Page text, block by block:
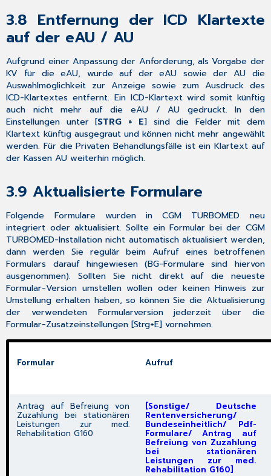
3.8 Entfernung der ICD Klartexte
auf der eAU / AU
Aufgrund einer Anpassung der Anforderung, als Vorgabe der
KV für die eAU, wurde auf der eAU sowie der AU die
Auswahlmöglichkeit zur Anzeige sowie zum Ausdruck des
ICD-Klartextes entfernt. Ein ICD-Klartext wird somit künftig
auch nicht mehr auf die eAU / AU gedruckt. In den
Einstellungen unter [STRG + E] sind die Felder mit dem
Klartext künftig ausgegraut und können nicht mehr angewählt
werden. Für die Privaten Behandlungsfälle ist ein Klartext auf
der Kassen AU weiterhin möglich.
3.9 Aktualisierte Formulare
Folgende Formulare wurden in CGM TURBOMED neu
integriert oder aktualisiert. Sollte ein Formular bei der CGM
TURBOMED-Installationnicht automatischaktualisiert werden,
dann werden Sie regulär beim Aufruf eines betroffenen
Formulars darauf hingewiesen (BG-Formulare sind hiervon
ausgenommen). Sollten Sienicht direkt auf die neueste
Formular-Version umstellen wollen oder keinenHinweis zur
Umstellung erhalten haben, so können Sie die Aktualisierung
der verwendeten Formularversion jederzeit über die
Formular-Zusatzeinstellungen [Strg+E] vornehmen.
Formular Aufruf
Antrag auf Befreiung von
Zuzahlung bei stationären
Leistungen zur med.
Rehabilitation G160
[Sonstige/ Deutsche
Rentenversicherung/
Bundeseinheitlich/ Pdf-
Formulare/ Antrag auf
Befreiung von Zuzahlung
bei stationären
Leistungen zur med.
Rehabilitation G160]